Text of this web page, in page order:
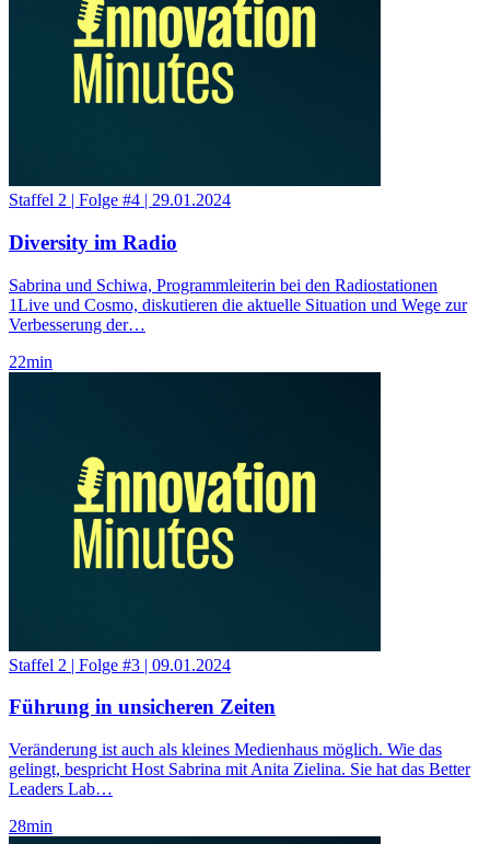
Staffel 2 | Folge #4 | 29.01.2024
Diversity im Radio
Sabrina und Schiwa, Programmleiterin bei den Radiostationen
1Live und Cosmo, diskutieren die aktuelle Situation und Wege zur
Verbesserung der…
22min
Staffel 2 | Folge #3 | 09.01.2024
Führung in unsicheren Zeiten
Veränderung ist auch als kleines Medienhaus möglich. Wie das
gelingt, bespricht Host Sabrina mit Anita Zielina. Sie hat das Better
Leaders Lab…
28min